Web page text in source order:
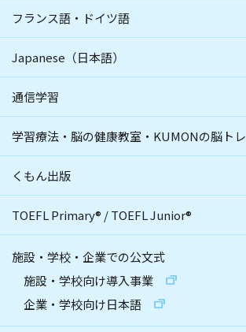
フランス語・ドイツ語
Japanese（日本語）
通信学習
学習療法・脳の健康教室・KUMONの脳トレ
くもん出版
TOEFL Primary® /TOEFL Junior®
施設・学校・企業での公文式
施設・学校向け導入事業
企業・学校向け日本語